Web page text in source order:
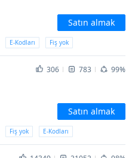
Satın almak
E-Kodları Fiş yok
306 783
99%
Satın almak
Fiş yok E-Kodları